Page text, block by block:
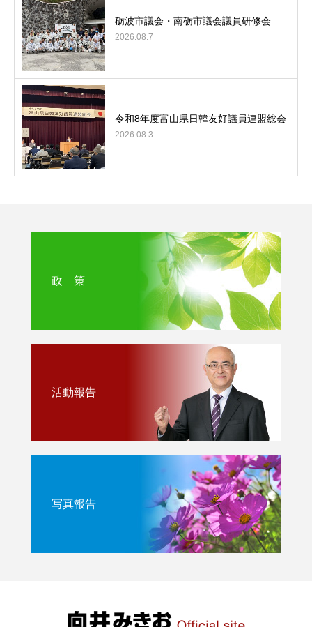
砺波市議会・南砺市議会議員研修会
2026.08.7
令和8年度富山県日韓友好議員連盟総会
2026.08.3
政 策
活動報告
写真報告